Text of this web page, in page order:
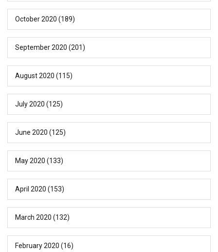
October 2020 (189)
September 2020 (201)
August 2020 (115)
July 2020 (125)
June 2020 (125)
May 2020 (133)
April 2020 (153)
March 2020 (132)
February 2020 (16)